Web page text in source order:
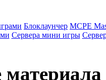
Блоклаунчер MCPE
Сервера мини игры